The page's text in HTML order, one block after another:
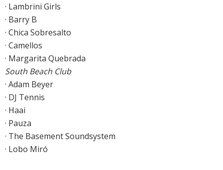
· Lambrini Girls
· Barry B
· Chica Sobresalto
· Camellos
· Margarita Quebrada
South Beach Club
· Adam Beyer
· DJ Tennis
· Haai
· Pauza
· The Basement Soundsystem
· Lobo Miró